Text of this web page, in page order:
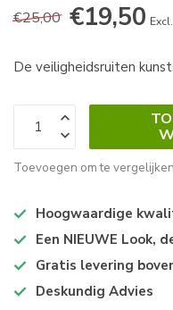
€25,00 €19,50
De veiligheidsruiten
Toevoegen om te vergelijken
Hoogwaardige
Een NIEUWE Look,
Gratis levering
Deskundig Advies